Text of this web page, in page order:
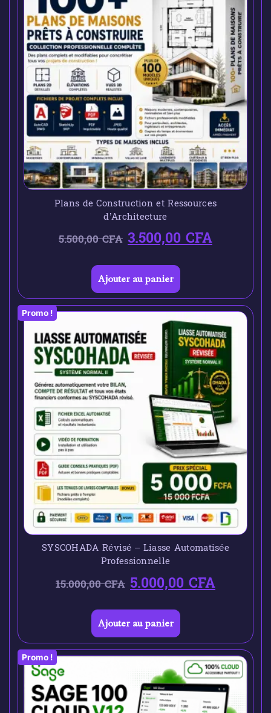
Plans de Construction et Ressources
d’Architecture
5.500,00CFA 3.500,00CFA
Ajouter au panier
Promo !
SYSCOHADA Révisé – Liasse Automatisée
Professionnelle
15.000,00CFA 5.000,00CFA
Ajouter au panier
Promo !